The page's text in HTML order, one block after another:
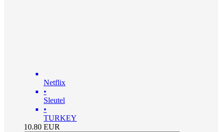
Netflix
•
Sleutel
•
TURKEY
10.80 EUR